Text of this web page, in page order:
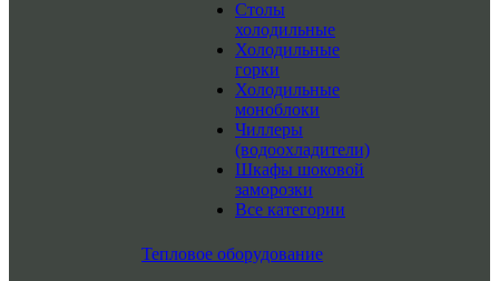
Столы
холодильные
Холодильные
горки
Холодильные
моноблоки
Чиллеры
(водоохладители)
Шкафы шоковой
заморозки
Все категории
Тепловое оборудование